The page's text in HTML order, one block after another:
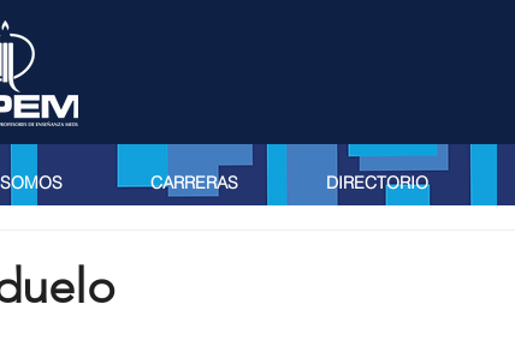
CARRERAS DIRECTORIO